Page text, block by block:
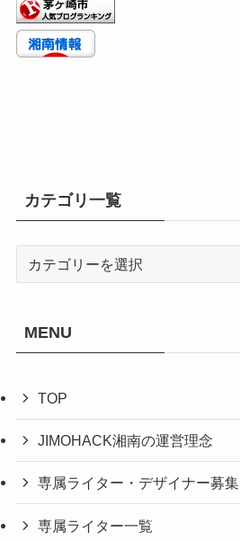
カテゴリ一覧
MENU
TOP
JIMOHACK湘南の運営理念
専属ライター・デザイナー募集
専属ライター一覧